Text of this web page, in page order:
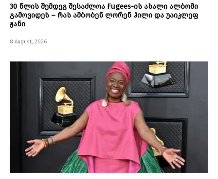
30 წლის შემდეგ შესაძლოა Fugees-ის ახალი ალბომი
გამოვიდეს – რას ამბობენ ლორენ ჰილი და უაიკლეფ
ჟანი
8 August, 2026